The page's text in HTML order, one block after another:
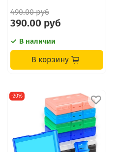
490.00 руб
390.00 руб
В наличии
В корзину
-20%